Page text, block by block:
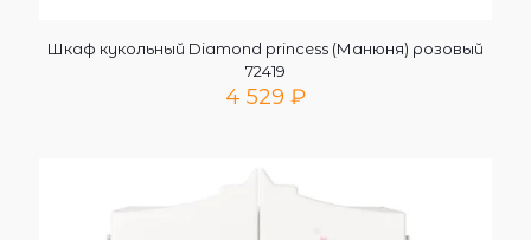
Шкаф кукольный Diamond princess (Манюня) розовый
72419
4 529 ₽